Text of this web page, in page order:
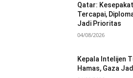
Qatar:
Tercapai,
Jadi Prioritas
04/08/2026
Kepala Intelijen
Hamas, Gaza